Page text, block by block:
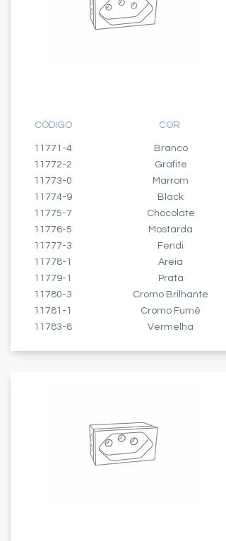
CÓDIGO
11771-4
11772-2
11773-0
11774-9
11775-7
11776-5
11777-3
11778-1
11779-1
11780-3
11781-1
11783-8
COR
Branco
Grafite
Marrom
Black
Chocolate
Mostarda
Fendi
Areia
Prata
Cromo Brilhante
Cromo Fumê
Vermelha